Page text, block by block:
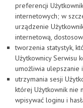
preferencji
internetowych; w
urządzenie
internetową,
tworzenia statystyk,
Użytkownicy Serwisu
umożliwia ulepszanie
utrzymania sesji
której Użytkownik nie
wpisywać loginu i